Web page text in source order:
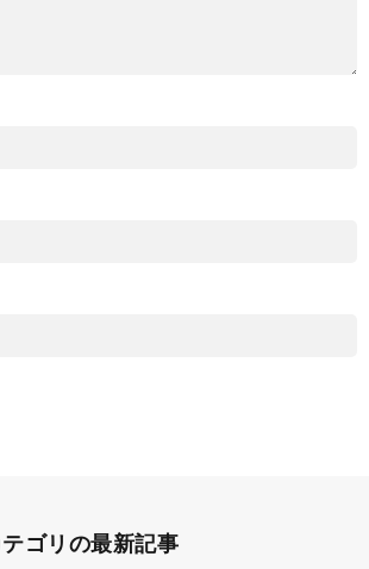
テゴリの最新記事